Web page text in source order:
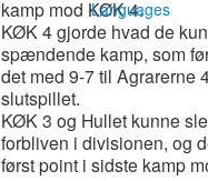
kamp mod KØK 4.
KØK 4 gjorde hvad de
spændende kamp, som
det med 9-7 til Agrarerne
slutspillet.
KØK 3 og Hullet kunne
forbliven i divisionen, og
først point i sidste kamp
Languages